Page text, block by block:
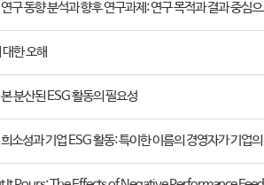
구 동향 분석과 향후 연구과제: 연구 목적과 결과 중심
한 오해
분산된 ESG 활동의 필요성
소성과 기업 ESG 활동: 특이한 이름의 경영자가 기업